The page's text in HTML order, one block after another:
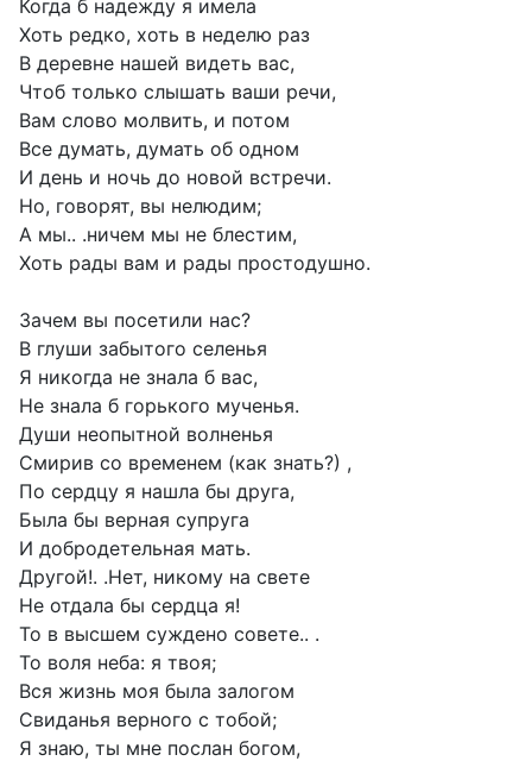
Когда б надежду я имела
Хоть редко, хоть в неделю раз
В деревне нашей видеть вас,
Чтоб только слышать ваши речи,
Вам слово молвить, и потом
Все думать, думать об одном
И день и ночь до новой встречи.
Но, говорят, вы нелюдим;
А мы.. .ничем мы не блестим,
Хоть рады вам и рады простодушно.
Зачем вы посетили нас?
В глуши забытого селенья
Я никогда не знала б вас,
Не знала б горького мученья.
Души неопытной волненья
Смирив со временем (как знать?) ,
По сердцу я нашла бы друга,
Была бы верная супруга
И добродетельная мать.
Другой!. .Нет, никому на свете
Не отдала бы сердца я!
То в высшем суждено совете.. .
То воля неба: я твоя;
Вся жизнь моя была залогом
Свиданья верного с тобой;
Я знаю, ты мне послан богом,